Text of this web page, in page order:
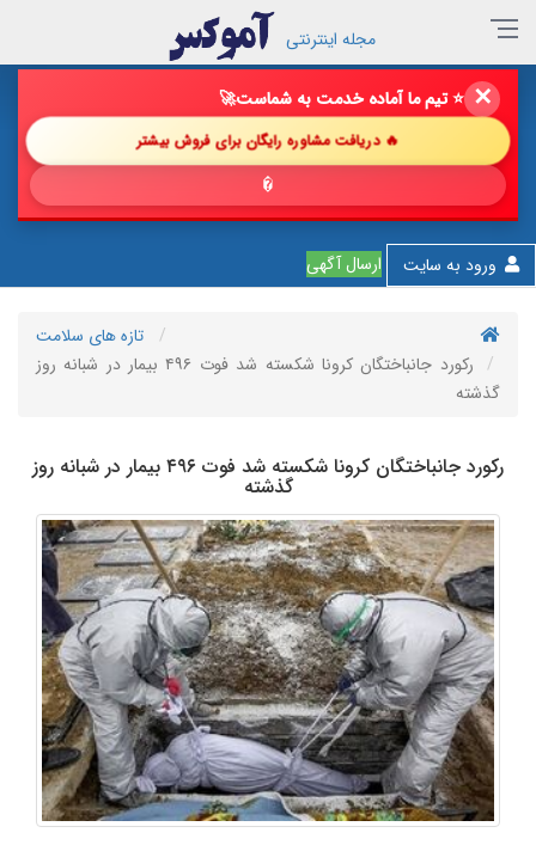
✕ 🔥 فروش خود را با ما چند برابر کن!🚀
🔥 دریافت مشاوره رایگان برای فروش بیشتر
💎 پیشنها
ورود به سایت ارسال آگهی
مجله اینترنتی
تازه های سلامت
رکورد جانباختگان کرونا شکسته شد فوت ۴۹۶ بیمار در شبانه روز
گذشته
رکورد جانباختگان کرونا شکسته شد فوت ۴۹۶ بیمار در شبانه روز
گذشته